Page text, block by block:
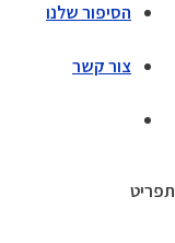
הסיפור שלנו
צור קשר
תפריט